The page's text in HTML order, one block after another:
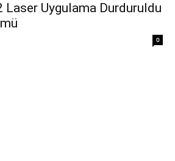
Laser Uygulama Durduruldu
0